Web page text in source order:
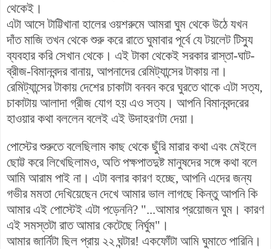
থেকেই।
এটা আসেটাট্টিখানা হালের ওয়শরুমে আমরা ঘুম থেকে উঠে যখন
দাঁত মাজি তখন থেকে শুরু করে রাতে ঘুমাবার পূর্বে যে টয়লেট টিস্যু
ব্যবহার করি সেখান থেকে। এই টাকা থেকেই সরকার রাস্তা-ঘাট-
ব্রীজ-বিমানবন্দর বানায়, আপনাদের রেমিট্যান্সের টাকায় না।
রেমিট্যান্সের টাকায় দেশের চাকাটা বনবন করে ঘুরতে থাকে এটা সত্য,
চাকাটায় আলাদা গ্রীজ যোগ হয় এও সত্য। আপনি বিমানবন্দরের
হাওয়ার কথা বললেন বলেই এই উদাহরণটা দেয়া।
পোস্টের শুরুতে বলেছিলাম কাছ থেকে ছুঁরি মারার কথা এবং মেইলে
ছোট্ট করে লিখেছিলামও, অতি পক্ষপাতদুষ্ট মানুষদের সঙ্গে কথা বলে
আমি আরাম পাই না। এটা বলার কারণ হচ্ছে, আপনি এদের জন্য
গভীর মমতা দেখিয়েছেন দেখে আমার ভাল লাগছে কিন্তু আপনি কি
আমার এই পোস্টেই এটা পড়েননি? "...আমার প্রয়োজন ঘুম। কারণ
এই সমস্তটা রাত আমার কেটেছে নির্ঘুম"।
আমার জার্নিটা ছিল প্রায় ২২ ঘন্টার! একফোঁটা আমি ঘুমাতে পারিনি।